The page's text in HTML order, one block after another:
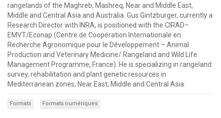
rangelands of the Maghreb, Mashreq, Near and Middle East,
Middle and Central Asia and Australia. Gus Gintzburger, currently a
Research Director with INRA, is positioned with the CIRAD–
EMVT/Econap (Centre de Coopération Internationale en
Recherche Agronomique pour le Développement – Animal
Production and Veterinary Medicine/ Rangeland and Wild Life
Management Programme, France). He is specializing in rangeland
survey, rehabilitation and plant genetic resources in
Mediterranean zones, Near East, Middle and Central Asia.
Formats Formats numériques